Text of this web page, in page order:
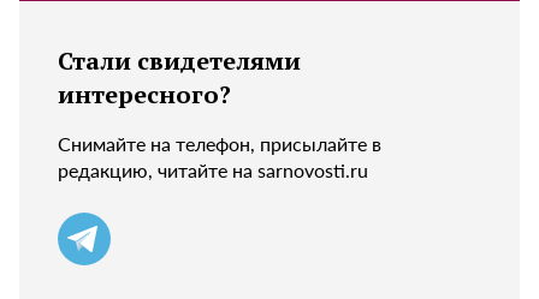
Стали свидетелями
интересного?
Снимайте на телефон, присылайте в
редакцию, читайте на sarnovosti.ru